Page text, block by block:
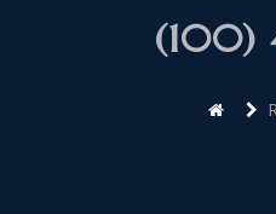
(100)